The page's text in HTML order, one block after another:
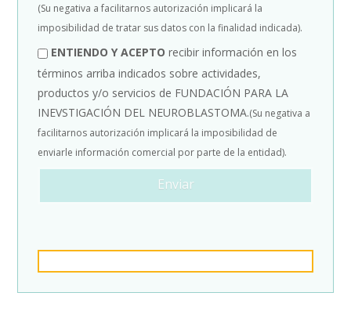
(Su negativa a facilitarnos autorización implicará la
imposibilidad de tratar sus datos con la finalidad indicada).
ENTIENDO Y ACEPTO recibir información en los
términos arriba indicados sobre actividades,
productos y/o servicios de FUNDACIÓN PARA LA
INEVSTIGACIÓN DEL NEUROBLASTOMA.(Su negativa a
facilitarnos autorización implicará la imposibilidad de
enviarle información comercial por parte de la entidad).